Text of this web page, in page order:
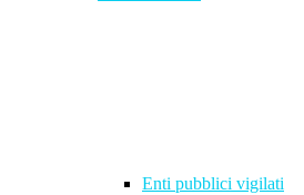
Enti pubblici vigilati